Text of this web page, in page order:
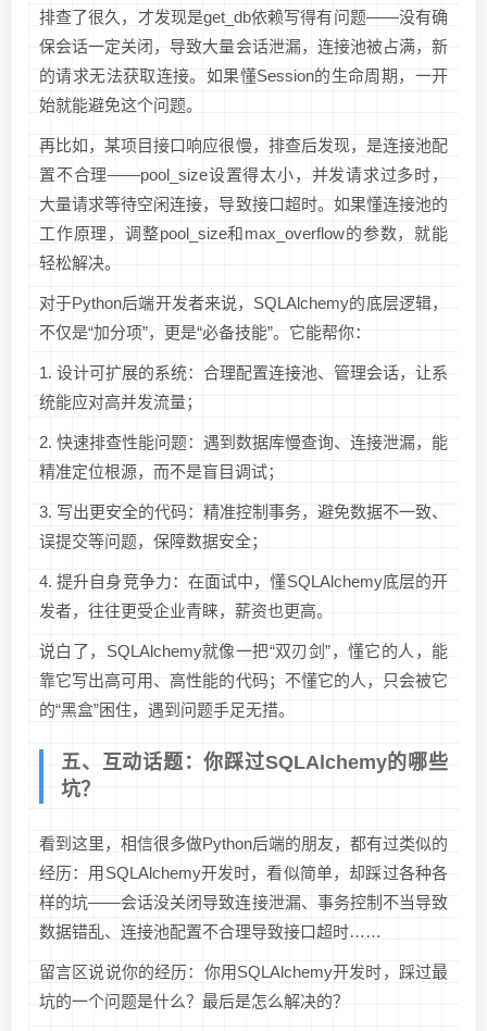
排查了很久，才发现是get_db依赖写得有问题——没有确
保会话一定关闭，导致大量会话泄漏，连接池被占满，新
的请求无法获取连接。如果懂Session的生命周期，一开
始就能避免这个问题。
再比如，某项目接口响应很慢，排查后发现，是连接池配
置不合理——pool_size设置得太小，并发请求过多时，
大量请求等待空闲连接，导致接口超时。如果懂连接池的
工作原理，调整pool_size和max_overflow的参数，就能
轻松解决。
对于Python后端开发者来说，SQLAlchemy的底层逻辑，
不仅是“加分项”，更是“必备技能”。它能帮你：
1. 设计可扩展的系统：合理配置连接池、管理会话，让系
统能应对高并发流量；
2. 快速排查性能问题：遇到数据库慢查询、连接泄漏，能
精准定位根源，而不是盲目调试；
3. 写出更安全的代码：精准控制事务，避免数据不一致、
误提交等问题，保障数据安全；
4. 提升自身竞争力：在面试中，懂SQLAlchemy底层的开
发者，往往更受企业青睐，薪资也更高。
说白了，SQLAlchemy就像一把“双刃剑”，懂它的人，能
靠它写出高可用、高性能的代码；不懂它的人，只会被它
的“黑盒”困住，遇到问题手足无措。
五、互动话题：你踩过SQLAlchemy的哪些
坑？
看到这里，相信很多做Python后端的朋友，都有过类似的
经历：用SQLAlchemy开发时，看似简单，却踩过各种各
样的坑——会话没关闭导致连接泄漏、事务控制不当导致
数据错乱、连接池配置不合理导致接口超时……
留言区说说你的经历：你用SQLAlchemy开发时，踩过最
坑的一个问题是什么？最后是怎么解决的？